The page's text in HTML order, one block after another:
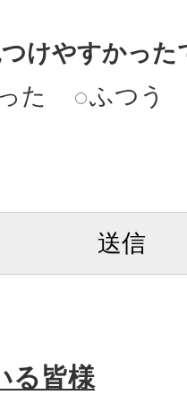
けやすかった
た
ふつう
る皆様